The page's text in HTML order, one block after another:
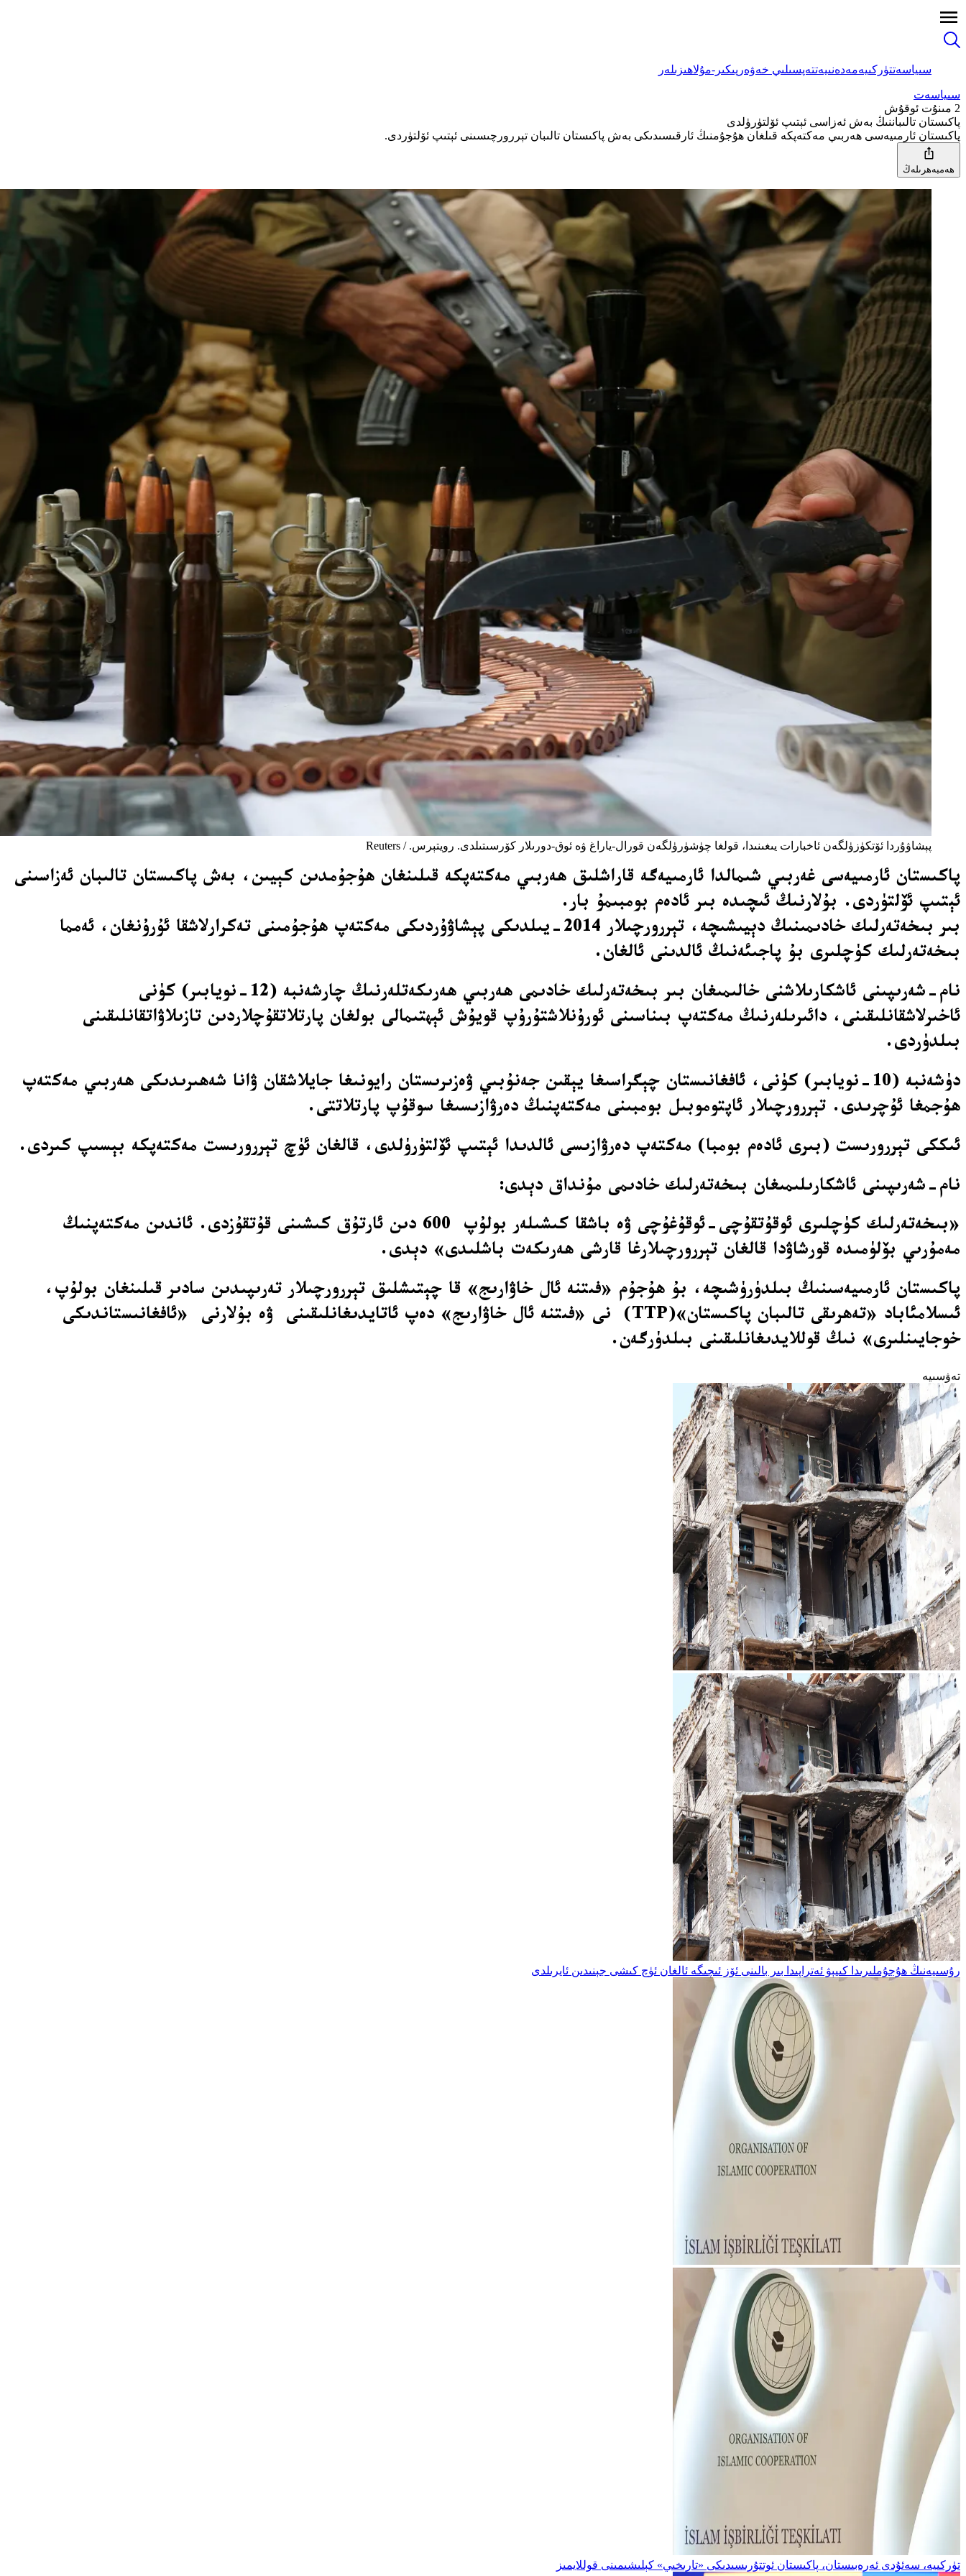
سىياسەتتۈركىيەمەدەنىيەتتەپسىلىي خەۋەر پىكىر-مۇلاھىزىلەر
سىياسەت
2 مىنۇت ئوقۇش
پاكىستان تالىباننىڭ بەش ئەزاسى ئېتىپ ئۆلتۈرۈلدى
پاكىستان ئارمىيەسى ھەربىي مەكتەپكە قىلغان ھۇجۇمنىڭ ئارقىسىدىكى بەش پاكىستان تالىبان تېررورچىسىنى ئېتىپ ئۆلتۈردى.
ھەمبەھرىلەڭ
پېشاۋۇردا ئۆتكۈزۈلگەن ئاخبارات يىغىنىدا، قولغا چۈشۈرۈلگەن قورال-ياراغ ۋە ئوق-دورىلار كۆرسىتىلدى. رويتېرس. / Reuters
پاكىستان ئارمىيەسى غەربىي شىمالدا ئارمىيەگە قاراشلىق ھەربىي مەكتەپكە قىلىنغان ھۇجۇمدىن كېيىن، بەش پاكىستان تالىبان ئەزاسىنى
ئېتىپ ئۆلتۈردى. بۇلارنىڭ ئىچىدە بىر ئادەم بومبىمۇ بار.
بىر بىخەتەرلىك خادىمىنىڭ دېيىشىچە، تېررورچىلار 2014-يىلدىكى پېشاۋۇردىكى مەكتەپ ھۇجۇمىنى تەكرارلاشقا ئۇرۇنغان، ئەمما
بىخەتەرلىك كۈچلىرى بۇ پاجىئەنىڭ ئالدىنى ئالغان.
نام-شەرىپىنى ئاشكارىلاشنى خالىمىغان بىر بىخەتەرلىك خادىمى ھەربىي ھەرىكەتلەرنىڭ چارشەنبە (12-نويابىر) كۈنى
ئاخىرلاشقانلىقىنى، دائىرىلەرنىڭ مەكتەپ بىناسىنى ئورۇنلاشتۇرۇپ قويۇش ئېھتىمالى بولغان پارتلاتقۇچلاردىن تازىلاۋاتقانلىقىنى
بىلدۈردى.
دۈشەنبە (10-نويابىر) كۈنى، ئافغانىستان چېگراسىغا يېقىن جەنۇبىي ۋەزىرىستان رايونىغا جايلاشقان ۋانا شەھىرىدىكى ھەربىي مەكتەپ
ھۇجمغا ئۇچرىدى. تېررورچىلار ئاپتوموبىل بومبىنى مەكتەپنىڭ دەرۋازىسىغا سوقۇپ پارتلاتتى.
ئىككى تېررورىست (بىرى ئادەم بومبا) مەكتەپ دەرۋازىسى ئالدىدا ئېتىپ ئۆلتۈرۈلدى، قالغان ئۈچ تېررورىست مەكتەپكە بېسىپ كىردى.
نام-شەرىپىنى ئاشكارىلىمىغان بىخەتەرلىك خادىمى مۇنداق دېدى:
«بىخەتەرلىك كۈچلىرى ئوقۇتقۇچى-ئوقۇغۇچى ۋە باشقا كىشىلەر بولۇپ 600 دىن ئارتۇق كىشىنى قۇتقۇزدى. ئاندىن مەكتەپنىڭ
مەمۇرىي بۆلۈمىدە قورشاۋدا قالغان تېررورچىلارغا قارشى ھەرىكەت باشلىدى» دېدى.
پاكىستان ئارمىيەسىنىڭ بىلدۈرۈشىچە، بۇ ھۇجۇم «فىتنە ئال خاۋارىج» قا چېتىشلىق تېررورچىلار تەرىپىدىن سادىر قىلىنغان بولۇپ،
ئىسلامئاباد «تەھرىقى تالىبان پاكىستان»(TTP) نى «فىتنە ئال خاۋارىج» دەپ ئاتايدىغانلىقىنى ۋە بۇلارنى «ئافغانىستاندىكى
خوجايىنلىرى» نىڭ قوللايدىغانلىقىنى بىلدۈرگەن.
تەۋسىيە
رۇسىيەنىڭ ھۇجۇملىرىدا كىيېۋ ئەتراپىدا بىر بالىنى ئۆز ئىچىگە ئالغان ئۈچ كىشى جېنىدىن ئايرىلدى
تۈركىيە، سەئۇدى ئەرەبىستان، پاكىستان ئوتتۇرىسىدىكى «تارىخىي» كېلىشىمىنى قوللايمىز